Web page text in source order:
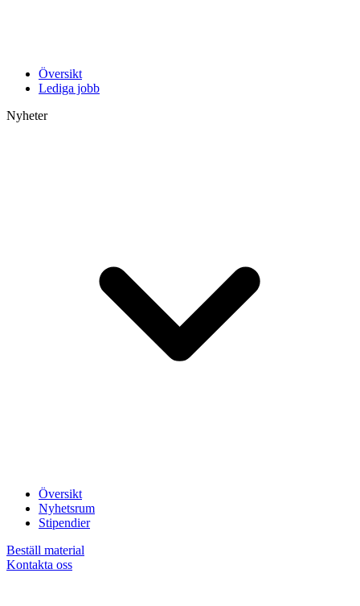
Översikt
Lediga jobb
Nyheter
Översikt
Nyhetsrum
Stipendier
Beställ material
Kontakta oss